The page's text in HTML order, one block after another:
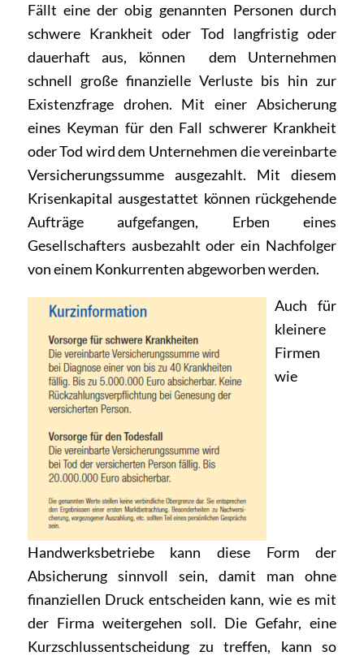
Fällt eine der obig genannten Personen durch
schwere Krankheit oder Tod langfristig oder
dauerhaft aus, können dem Unternehmen
schnell große finanzielle Verluste bis hin zur
Existenzfrage drohen. Mit einer Absicherung
eines Keyman für den Fall schwerer Krankheit
oder Tod wird dem Unternehmen die vereinbarte
Versicherungssumme ausgezahlt. Mit diesem
Krisenkapital ausgestattet können rückgehende
Aufträge aufgefangen, Erben eines
Gesellschafters ausbezahlt oder ein Nachfolger
von einem Konkurrenten abgeworben werden.
Auch für
kleinere
Firmen
wie
Handwerksbetriebe kann diese Form der
Absicherung sinnvoll sein, damit man ohne
finanziellen Druck entscheiden kann, wie es mit
der Firma weitergehen soll. Die Gefahr, eine
Kurzschlussentscheidung zu treffen, kann so